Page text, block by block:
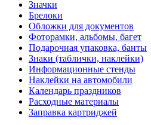
Значки
Брелоки
Обложки для документов
Фоторамки, альбомы, багет
Подарочная упаковка, банты
Знаки (таблички, наклейки)
Информационные стенды
Наклейки на автомобили
Календарь праздников
Расходные материалы
Заправка картриджей